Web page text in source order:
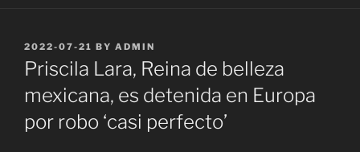
POSTED
ON
2022-07-21 BY ADMIN
Priscila Lara, Reina de belleza
mexicana, es detenida en Europa
por robo ‘casi perfecto’